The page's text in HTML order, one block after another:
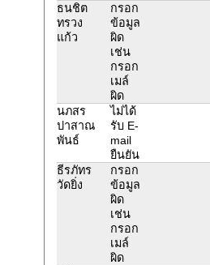
ธนชิต
ทรวง
แก้ว
กรอก
ข้อมูล
ผิด
เช่น
กรอก
เมล์
ผิด
นภสร
ปาสาณ
พันธ์
ไม่ได้
รับ E-
mail
ยืนยัน
ธีรภัทร
วัดยิ่ง
กรอก
ข้อมูล
ผิด
เช่น
กรอก
เมล์
ผิด